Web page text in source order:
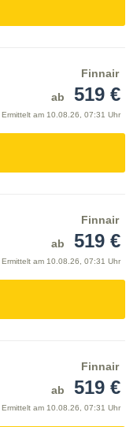
Finnair
ab
519 €
Ermittelt am 10.08.26, 07:31 Uhr
Finnair
ab
519 €
Ermittelt am 10.08.26, 07:31 Uhr
Finnair
ab
519 €
Ermittelt am 10.08.26, 07:31 Uhr